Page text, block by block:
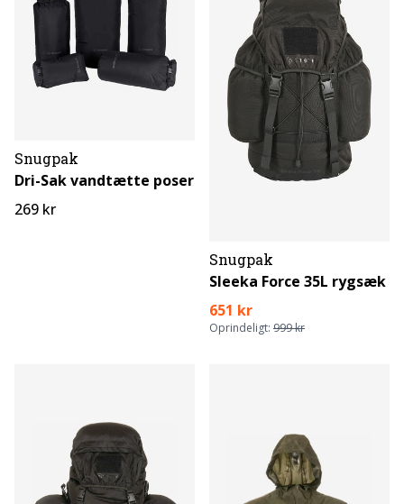
Snugpak
Dri-Sak vandtætte poser
269 kr
Snugpak
Sleeka Force 35L rygsæk
651 kr
Oprindeligt: 999 kr